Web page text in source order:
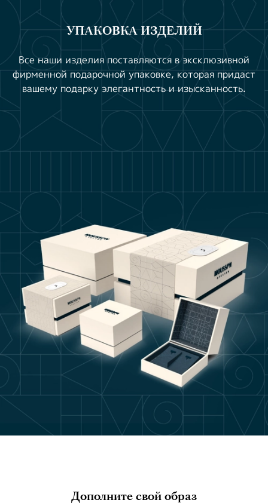
УПАКОВКА ИЗДЕЛИЙ
Все наши изделия поставляются в эксклюзивной
фирменной подарочной упаковке, которая придаст
вашему подарку элегантность и изысканность.
Дополните свой образ